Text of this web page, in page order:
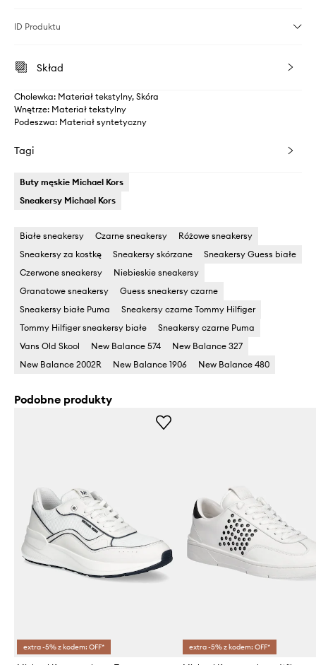
ID Produktu
Skład
Cholewka: Materiał tekstylny, Skóra
Wnętrze: Materiał tekstylny
Podeszwa: Materiał syntetyczny
Tagi
Buty męskie Michael Kors
Sneakersy Michael Kors
Białe sneakersy Czarne sneakersy
Różowe sneakersy
Sneakersy za kostkę
Sneakersy skórzane
Sneakersy Guess białe
Czerwone sneakersy
Niebieskie sneakersy
Granatowe sneakersy
Guess sneakersy czarne
Sneakersy białe Puma
Sneakersy czarne Tommy Hilfiger
Tommy Hilfiger sneakersy białe
Sneakersy czarne Puma
Vans Old Skool
New Balance 574
New Balance 327
New Balance 2002R
New Balance 1906 New Balance 480
Podobne produkty
extra -5% z kodem: OFF* extra -5% z kodem: OFF*